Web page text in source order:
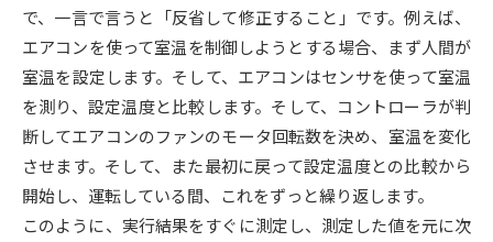
大学研究 大学検索
大学で学べる内容や特徴を調べる
新増設大学・学部・学科特集
国際・グローバルに強い大学特
で、一言で言うと「反省して修正すること」です。例えば、
エアコンを使って室温を制御しようとする場合、まず人間が
室温を設定します。そして、エアコンはセンサを使って室温
を測り、設定温度と比較します。そして、コントローラが判
断してエアコンのファンのモータ回転数を決め、室温を変化
させます。そして、また最初に戻って設定温度との比較から
開始し、運転している間、これをずっと繰り返します。
このように、実行結果をすぐに測定し、測定した値を元に次